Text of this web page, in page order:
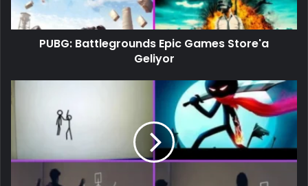
PUBG: Battlegrounds Epic Games Store'a
Geliyor